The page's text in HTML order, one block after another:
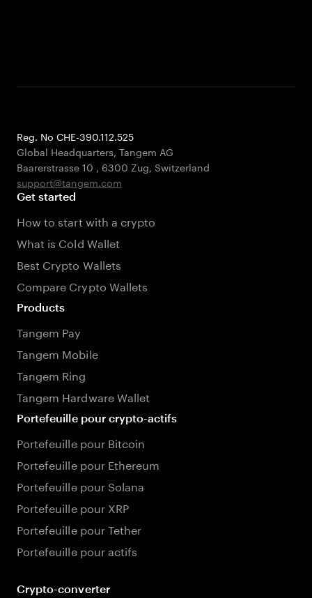
Reg. No CHE-390.112.525
Global Headquarters, Tangem AG
Baarerstrasse 10 , 6300 Zug, Switzerland
support@tangem.com
Get started
How to start with a crypto
What is Cold Wallet
Best Crypto Wallets
Compare Crypto Wallets
Products
Tangem Pay
Tangem Mobile
Tangem Ring
Tangem Hardware Wallet
Portefeuille pour crypto-actifs
Portefeuille pour Bitcoin
Portefeuille pour Ethereum
Portefeuille pour Solana
Portefeuille pour XRP
Portefeuille pour Tether
Portefeuille pour actifs
Crypto-converter